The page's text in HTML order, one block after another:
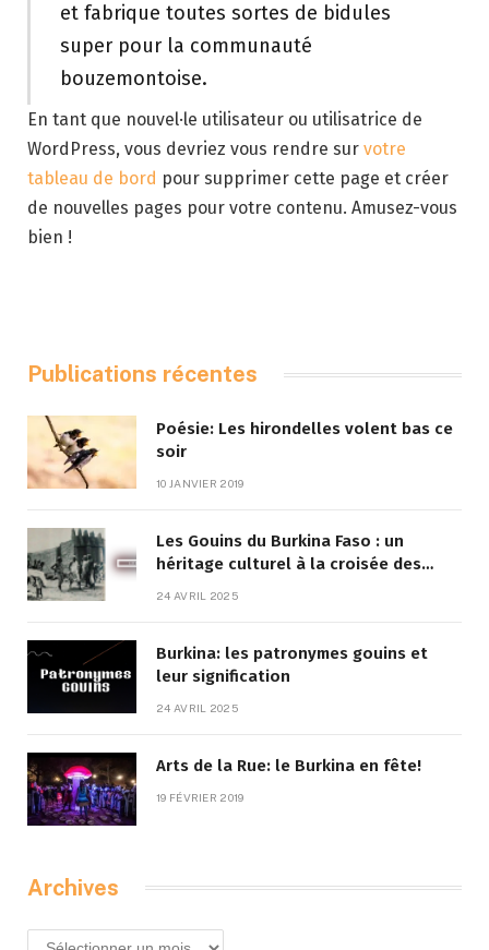
et fabrique toutes sortes de bidules
super pour la communauté
bouzemontoise.
En tant que nouvel·le utilisateur ou utilisatrice de
WordPress, vous devriez vous rendre sur votre
tableau de bord pour supprimer cette page et créer
de nouvelles pages pour votre contenu. Amusez-vous
bien !
Publications récentes
Poésie: Les hirondelles volent bas ce
soir
10 JANVIER 2019
Les Gouins du Burkina Faso : un
héritage culturel à la croisée des
24 AVRIL 2025
Burkina: les patronymes gouins et
leur signification
24 AVRIL 2025
Arts de la Rue: le Burkina en fête!
19 FÉVRIER 2019
Archives
Archives